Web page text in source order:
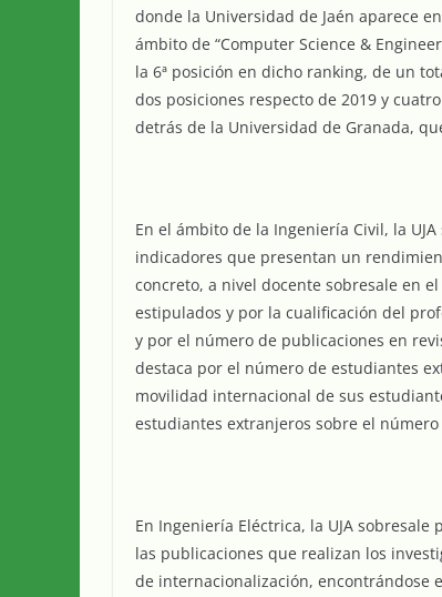
donde la Universidad de Jaén aparece
ámbito de “Computer Science &
la 6ª posición en dicho ranking, de un
dos posiciones respecto de 2019 y
detrás de la Universidad de Granada,
En el ámbito de la Ingeniería Civil, la
indicadores que presentan un
concreto, a nivel docente sobresale en
estipulados y por la cualificación del
y por el número de publicaciones en
destaca por el número de estudiantes
movilidad internacional de sus
estudiantes extranjeros sobre el
En Ingeniería Eléctrica, la UJA
las publicaciones que realizan los
de internacionalización, encontrándose